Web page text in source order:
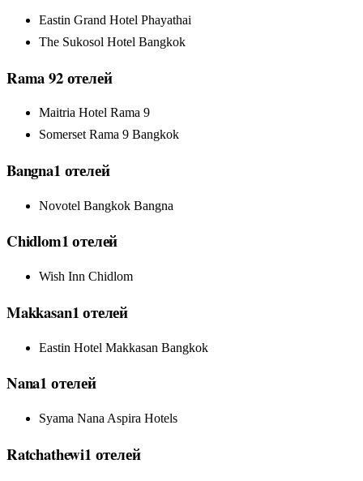
Eastin Grand Hotel Phayathai
The Sukosol Hotel Bangkok
Rama 92отелей
Maitria Hotel Rama 9
Somerset Rama 9 Bangkok
Bangna1отелей
Novotel Bangkok Bangna
Chidlom1отелей
Wish Inn Chidlom
Makkasan1отелей
Eastin Hotel Makkasan Bangkok
Nana1отелей
Syama Nana Aspira Hotels
Ratchathewi1отелей